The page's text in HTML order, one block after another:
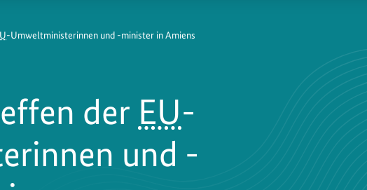
-Umweltministerinnen und -minister in Amiens
der EU-
und -